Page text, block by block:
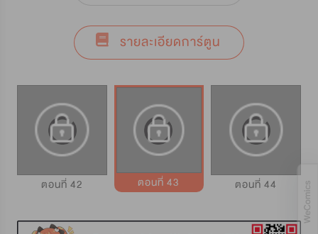
รายละเอียดการ์ตูน
ตอนที่ 42 ตอนที่ 43 ตอนที่ 44